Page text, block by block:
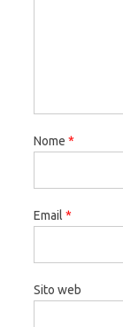
Nome *
Email *
Sito web